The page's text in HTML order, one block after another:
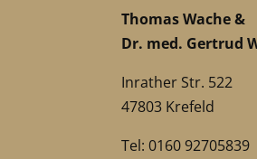
Thomas Wache &
Dr. med. Gertrud
Inrather Str. 522
47803 Krefeld
Tel: 0160 92705839